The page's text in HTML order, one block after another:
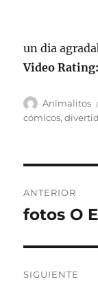
un dia
Video
Autor
Animalitos
cómicos,
de
ANTERIOR
Entrada
fotos O
SIGUIENTE